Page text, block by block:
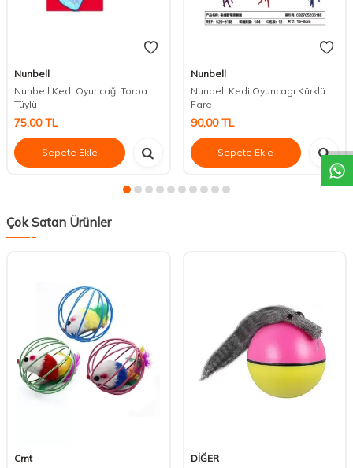
Nunbell
Nunbell Kedi Oyuncağı Torba
Tüylü
75,00TL
Sepete Ekle
Nunbell
Nunbell Kedi Oyuncagı Kürklü
Fare
90,00TL
Sepete Ekle
Çok Satan Ürünler
Cmt
DİĞER